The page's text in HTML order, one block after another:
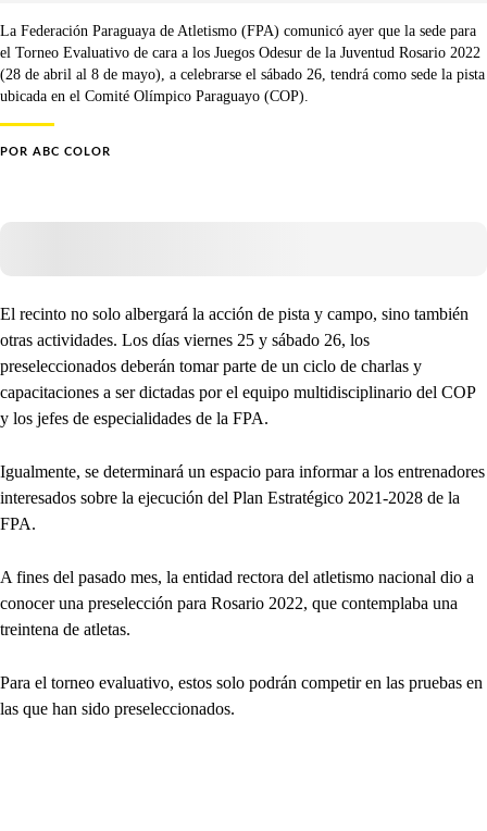
La Federación Paraguaya de Atletismo (FPA) comunicó ayer que la sede para
el Torneo Evaluativo de cara a los Juegos Odesur de la Juventud Rosario 2022
(28 de abril al 8 de mayo), a celebrarse el sábado 26, tendrá como sede la pista
ubicada en el Comité Olímpico Paraguayo (COP).
POR ABC COLOR
El recinto no solo albergará la acción de pista y campo, sino también
otras actividades. Los días viernes 25 y sábado 26, los
preseleccionados deberán tomar parte de un ciclo de charlas y
capacitaciones a ser dictadas por el equipo multidisciplinario del COP
y los jefes de especialidades de la FPA.
Igualmente, se determinará un espacio para informar a los entrenadores
interesados sobre la ejecución del Plan Estratégico 2021-2028 de la
FPA.
A fines del pasado mes, la entidad rectora del atletismo nacional dio a
conocer una preselección para Rosario 2022, que contemplaba una
treintena de atletas.
Para el torneo evaluativo, estos solo podrán competir en las pruebas en
las que han sido preseleccionados.